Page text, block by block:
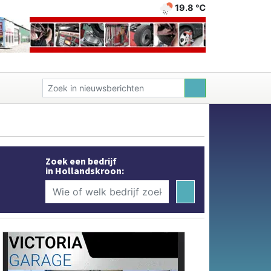
19.8 ℃
Zoek een bedrijf
in Hollandskroon: